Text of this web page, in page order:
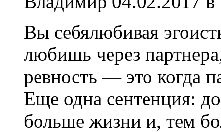
Вы себялюбивая
любишь через
ревность — это когда
Еще одна сентенция:
больше жизни и, тем